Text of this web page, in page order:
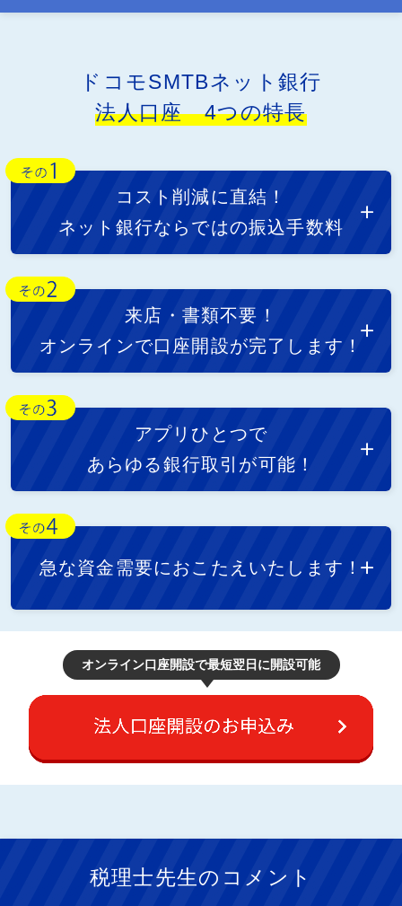
ドコモSMTBネット銀行
法人口座 4つの特長
コスト削減に直結！
ネット銀行ならではの振込手数料
来店・書類不要！
オンラインで口座開設が完了します！
アプリひとつで
あらゆる銀行取引が可能！
急な資金需要におこたえいたします！
オンライン口座開設で最短翌日に開設可能
税理士先生のコメント